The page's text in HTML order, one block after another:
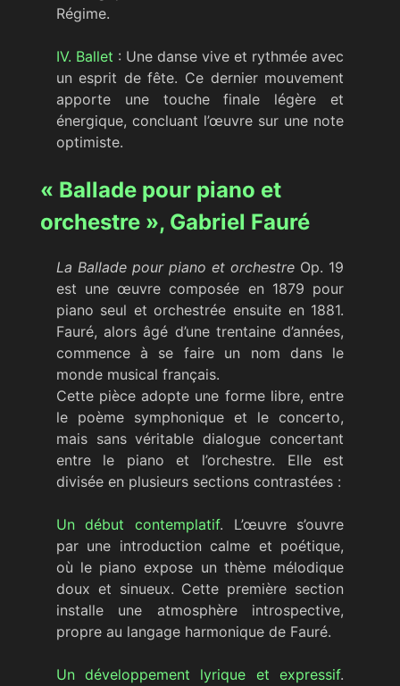
Régime.
IV. Ballet : Une danse vive et rythmée avec
un esprit de fête. Ce dernier mouvement
apporte une touche finale légère et
énergique, concluant l’œuvre sur une note
optimiste.
« Ballade pour piano et
orchestre », Gabriel Fauré
La Ballade pour piano et orchestre Op. 19
est une œuvre composée en 1879 pour
piano seul et orchestrée ensuite en 1881.
Fauré, alors âgé d’une trentaine d’années,
commence à se faire un nom dans le
monde musical français.
Cette pièce adopte une forme libre, entre
le poème symphonique et le concerto,
mais sans véritable dialogue concertant
entre le piano et l’orchestre. Elle est
divisée en plusieurs sections contrastées :
Un début contemplatif. L’œuvre s’ouvre
par une introduction calme et poétique,
où le piano expose un thème mélodique
doux et sinueux. Cette première section
installe une atmosphère introspective,
propre au langage harmonique de Fauré.
Un développement lyrique et expressif.